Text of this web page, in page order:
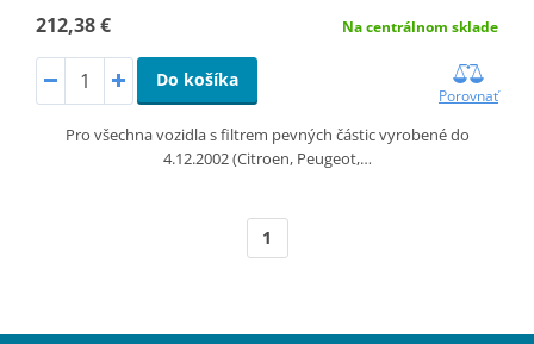
212,38 € Na centrálnom sklade
Do košíka
Porovnať
Pro všechna vozidla s filtrem pevných částic vyrobené do
4.12.2002 (Citroen, Peugeot,…
1